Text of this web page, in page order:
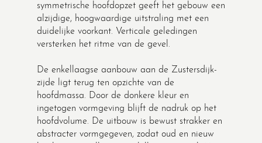
symmetrische hoofdopzet geeft het gebouw een
alzijdige, hoogwaardige uitstraling met een
duidelijke voorkant. Verticale geledingen
versterken het ritme van de gevel.
De enkellaagse aanbouw aan de Zustersdijk-
zijde ligt terug ten opzichte van de
hoofdmassa. Door de donkere kleur en
ingetogen vormgeving blijft de nadruk op het
hoofdvolume. De uitbouw is bewust strakker en
abstracter vormgegeven, zodat oud en nieuw